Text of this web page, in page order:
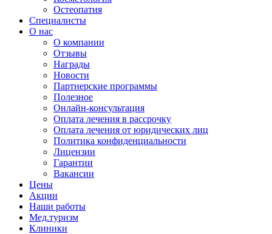
Остеопатия
Специалисты
О нас
О компании
Отзывы
Награды
Новости
Партнерские программы
Полезное
Онлайн-консультация
Оплата лечения в рассрочку
Оплата лечения от юридических лиц
Политика конфиденциальности
Лицензии
Гарантии
Вакансии
Цены
Акции
Наши работы
Мед.туризм
Клиники